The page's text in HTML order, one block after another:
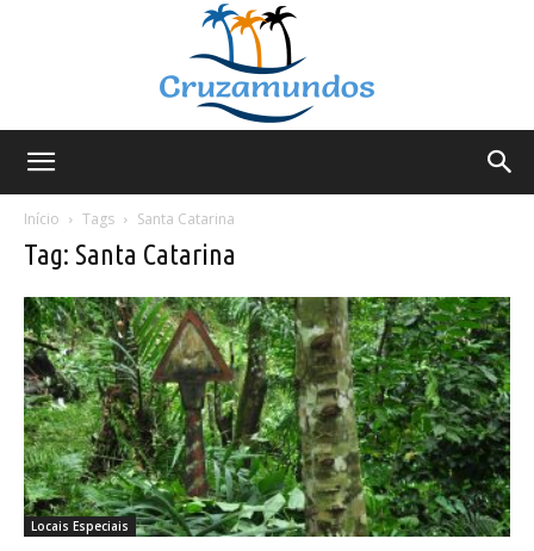
Início
Tags Santa Catarina
Tag: Santa Catarina
Locais Especiais